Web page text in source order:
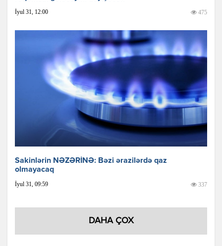
İyul 31, 12:00 475
Sakinlərin NƏZƏRİNƏ: Bəzi ərazilərdə qaz
olmayacaq
İyul 31, 09:59 337
DAHA ÇOX